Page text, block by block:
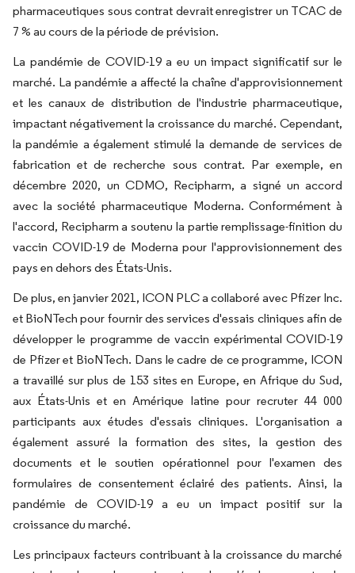
pharmaceutiques sous contrat devrait enregistrer un TCAC de
7 % au cours de la période de prévision.
La pandémie de COVID-19 a eu un impact significatif sur le
marché. La pandémie a affecté la chaîne d'approvisionnement
et les canaux de distribution de l'industrie pharmaceutique,
impactant négativement la croissance du marché. Cependant,
la pandémie a également stimulé la demande de services de
fabrication et de recherche sous contrat. Par exemple, en
décembre 2020, un CDMO, Recipharm, a signé un accord
avec la société pharmaceutique Moderna. Conformément à
l'accord, Recipharm a soutenu la partie remplissage-finition du
vaccin COVID-19 de Moderna pour l'approvisionnement des
pays en dehors des États-Unis.
De plus, en janvier 2021, ICON PLC a collaboré avec Pfizer Inc.
et BioNTech pour fournir des services d'essais cliniques afin de
développer le programme de vaccin expérimental COVID-19
de Pfizer et BioNTech. Dans le cadre de ce programme, ICON
a travaillé sur plus de 153 sites en Europe, en Afrique du Sud,
aux États-Unis et en Amérique latine pour recruter 44 000
participants aux études d'essais cliniques. L'organisation a
également assuré la formation des sites, la gestion des
documents et le soutien opérationnel pour l'examen des
formulaires de consentement éclairé des patients. Ainsi, la
pandémie de COVID-19 a eu un impact positif sur la
croissance du marché.
Les principaux facteurs contribuant à la croissance du marché